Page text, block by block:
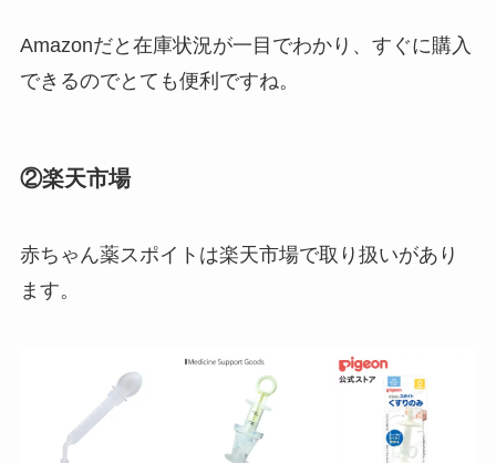
ストコで買える！
インソールはどこに売ってる？100均やドラッグス
Amazonだと在庫状況が一目でわかり、すぐに購入
できるのでとても便利ですね。
②楽天市場
赤ちゃん薬スポイトは楽天市場で取り扱いがあり
ます。